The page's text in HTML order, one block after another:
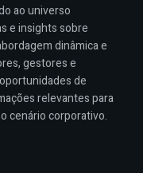
ao universo
e insights sobre
dinâmica e
gestores e
de
relevantes para
cenário corporativo.